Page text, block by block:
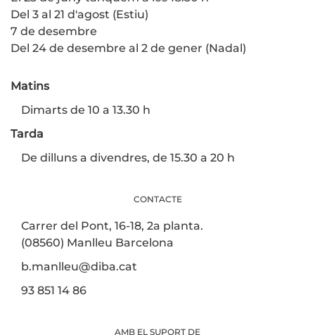
Del 3 al 21 d'agost (Estiu)
7 de desembre
Del 24 de desembre al 2 de gener (Nadal)
Matins
Dimarts de 10 a 13.30 h
Tarda
De dilluns a divendres, de 15.30 a 20 h
CONTACTE
Carrer del Pont, 16-18, 2a planta.
(08560) Manlleu Barcelona
b.manlleu@diba.cat
93 851 14 86
AMB EL SUPORT DE